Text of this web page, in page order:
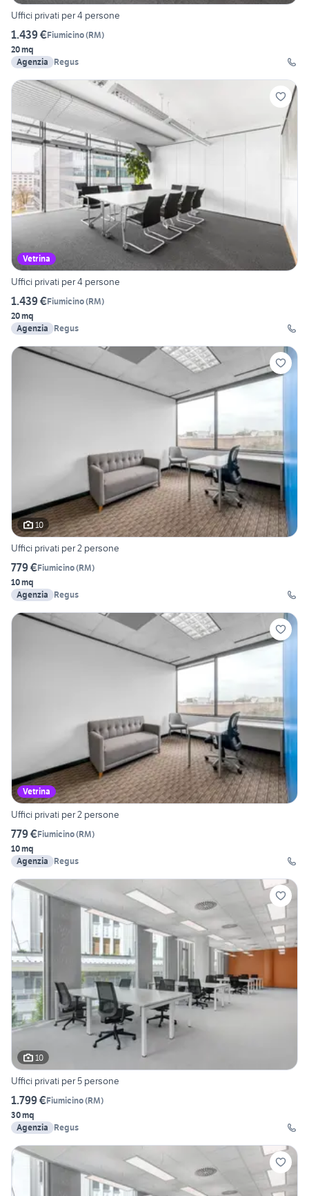
Uffici privati per 4 persone
1.439 €Fiumicino(RM)
20 mq
Agenzia
Regus
Vetrina
Uffici privati per 4 persone
1.439 €Fiumicino(RM)
20 mq
Agenzia
Regus
10
Uffici privati per 2 persone
779 €Fiumicino(RM)
10 mq
Agenzia
Regus
Vetrina
Uffici privati per 2 persone
779 €Fiumicino(RM)
10 mq
Agenzia
Regus
10
Uffici privati per 5 persone
1.799 €Fiumicino(RM)
30 mq
Agenzia
Regus